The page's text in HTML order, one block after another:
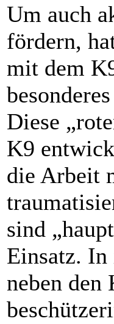
Um auch
fördern,
mit dem
Diese
K9
die Arbeit
sind
Einsatz. In
neben den